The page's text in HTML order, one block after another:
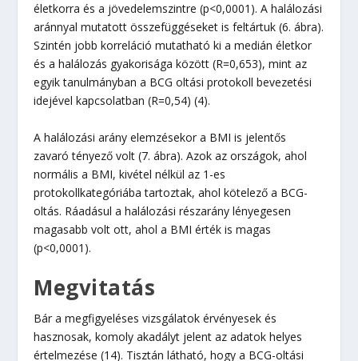
életkorra és a jövedelemszintre (p<0,0001). A halálozási
aránnyal mutatott összefüggéseket is feltártuk (6. ábra).
Szintén jobb korreláció mutatható ki a medián életkor
és a halálozás gyakorisága között (R=0,653), mint az
egyik tanulmányban a BCG oltási protokoll bevezetési
idejével kapcsolatban (R=0,54) (4).
A halálozási arány elemzésekor a BMI is jelentős
zavaró tényező volt (7. ábra). Azok az országok, ahol
normális a BMI, kivétel nélkül az 1-es
protokollkategóriába tartoztak, ahol kötelező a BCG-
oltás. Ráadásul a halálozási részarány lényegesen
magasabb volt ott, ahol a BMI érték is magas
(p<0,0001).
Megvitatás
Bár a megfigyeléses vizsgálatok érvényesek és
hasznosak, komoly akadályt jelent az adatok helyes
értelmezése (14). Tisztán látható, hogy a BCG-oltási